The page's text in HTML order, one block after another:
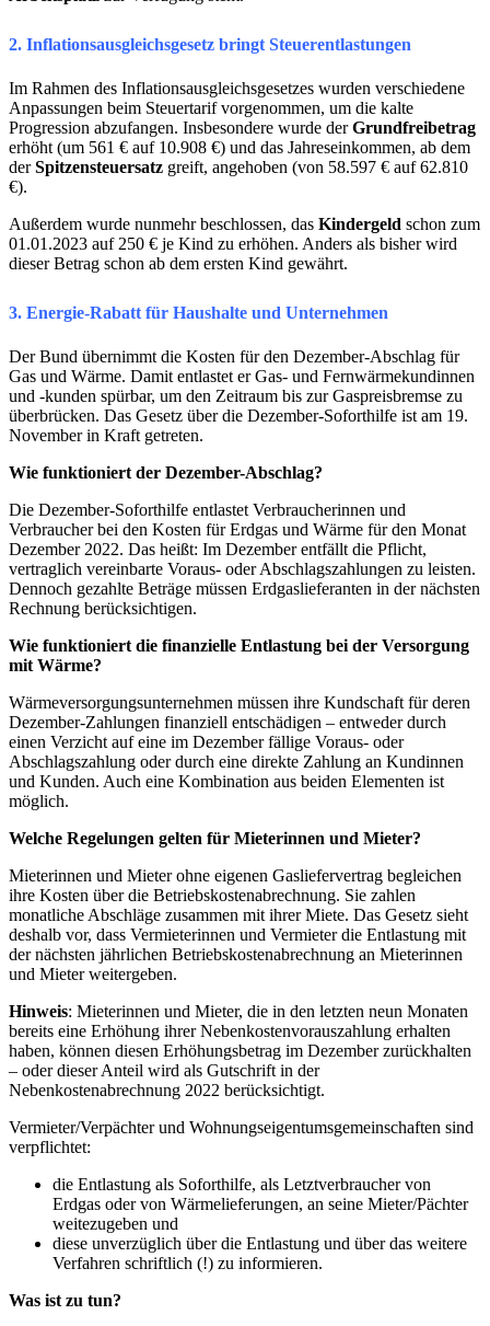
2. Inflationsausgleichsgesetz bringt Steuerentlastungen
Im Rahmen des Inflationsausgleichsgesetzes wurden verschiedene
Anpassungen beim Steuertarif vorgenommen, um die kalte
Progression abzufangen. Insbesondere wurde derGrundfreibetrag
erhöht (um 561 € auf 10.908 €) und das Jahreseinkommen, ab dem
derSpitzensteuersatz greift, angehoben (von 58.597 € auf 62.810
€).
Außerdem wurde nunmehr beschlossen, das Kindergeld schon zum
01.01.2023 auf 250 € je Kind zu erhöhen. Anders als bisher wird
dieser Betrag schon ab dem ersten Kind gewährt.
3. Energie-Rabatt für Haushalte und Unternehmen
Der Bund übernimmt die Kosten für den Dezember-Abschlag für
Gas und Wärme. Damit entlastet er Gas- und Fernwärmekundinnen
und -kunden spürbar, um den Zeitraum bis zur Gaspreisbremse zu
überbrücken. Das Gesetz über die Dezember-Soforthilfe ist am 19.
November in Kraft getreten.
Wie funktioniert der Dezember-Abschlag?
Die Dezember-Soforthilfe entlastet Verbraucherinnen und
Verbraucher bei den Kosten für Erdgas und Wärme für den Monat
Dezember 2022. Das heißt: Im Dezember entfällt die Pflicht,
vertraglich vereinbarte Voraus- oder Abschlagszahlungen zu leisten.
Dennoch gezahlte Beträge müssen Erdgaslieferanten in der nächsten
Rechnung berücksichtigen.
Wie funktioniert die finanzielle Entlastung bei der Versorgung
mit Wärme?
Wärmeversorgungsunternehmen müssen ihre Kundschaft für deren
Dezember-Zahlungen finanziell entschädigen – entweder durch
einen Verzicht auf eine im Dezember fällige Voraus- oder
Abschlagszahlung oder durch eine direkte Zahlung an Kundinnen
und Kunden. Auch eine Kombination aus beiden Elementen ist
möglich.
Welche Regelungen gelten für Mieterinnen und Mieter?
Mieterinnen und Mieter ohne eigenen Gasliefervertrag begleichen
ihre Kosten über die Betriebskostenabrechnung. Sie zahlen
monatliche Abschläge zusammen mit ihrer Miete. Das Gesetz sieht
deshalb vor, dass Vermieterinnen und Vermieter die Entlastung mit
der nächsten jährlichen Betriebskostenabrechnung an Mieterinnen
und Mieter weitergeben.
Hinweis: Mieterinnen und Mieter, die in den letzten neun Monaten
bereits eine Erhöhung ihrer Nebenkostenvorauszahlung erhalten
haben, können diesen Erhöhungsbetrag im Dezember zurückhalten
– oder dieser Anteil wird als Gutschrift in der
Nebenkostenabrechnung 2022 berücksichtigt.
Vermieter/Verpächter und Wohnungseigentumsgemeinschaften sind
verpflichtet:
die Entlastung als Soforthilfe, als Letztverbraucher von
Erdgas oder von Wärmelieferungen, an seine Mieter/Pächter
weitezugeben und
diese unverzüglich über die Entlastung und über das weitere
Verfahren schriftlich (!) zu informieren.
Was ist zu tun?